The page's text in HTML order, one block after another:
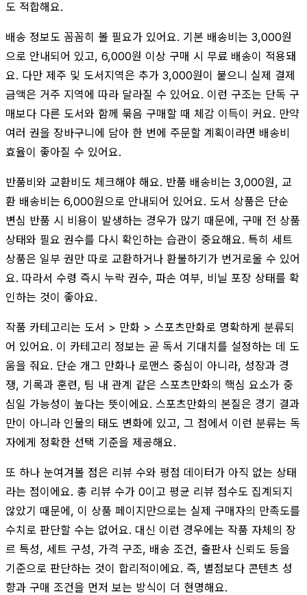
도 적합해요.
배송 정보도 꼼꼼히 볼 필요가 있어요. 기본 배송비는 3,000원
으로 안내되어 있고, 6,000원 이상 구매 시 무료 배송이 적용돼
요. 다만 제주 및 도서지역은 추가 3,000원이 붙으니 실제 결제
금액은 거주 지역에 따라 달라질 수 있어요. 이런 구조는 단독 구
매보다 다른 도서와 함께 묶음 구매할 때 체감 이득이 커요. 만약
여러 권을 장바구니에 담아 한 번에 주문할 계획이라면 배송비
효율이 좋아질 수 있어요.
반품비와 교환비도 체크해야 해요. 반품 배송비는 3,000원, 교
환 배송비는 6,000원으로 안내되어 있어요. 도서 상품은 단순
변심 반품 시 비용이 발생하는 경우가 많기 때문에, 구매 전 상품
상태와 필요 권수를 다시 확인하는 습관이 중요해요. 특히 세트
상품은 일부 권만 따로 교환하거나 환불하기가 번거로울 수 있어
요. 따라서 수령 즉시 누락 권수, 파손 여부, 비닐 포장 상태를 확
인하는 것이 좋아요.
작품 카테고리는 도서 > 만화 > 스포츠만화로 명확하게 분류되
어 있어요. 이 카테고리 정보는 곧 독서 기대치를 설정하는 데 도
움을 줘요. 단순 개그 만화나 로맨스 중심이 아니라, 성장과 경
쟁, 기록과 훈련, 팀 내 관계 같은 스포츠만화의 핵심 요소가 중
심일 가능성이 높다는 뜻이에요. 스포츠만화의 본질은 경기 결과
만이 아니라 인물의 태도 변화에 있고, 그 점에서 이런 분류는 독
자에게 정확한 선택 기준을 제공해요.
또 하나 눈여겨볼 점은 리뷰 수와 평점 데이터가 아직 없는 상태
라는 점이에요. 총 리뷰 수가 0이고 평균 리뷰 점수도 집계되지
않았기 때문에, 이 상품 페이지만으로는 실제 구매자의 만족도를
수치로 판단할 수는 없어요. 대신 이런 경우에는 작품 자체의 장
르 특성, 세트 구성, 가격 구조, 배송 조건, 출판사 신뢰도 등을
기준으로 판단하는 것이 합리적이에요. 즉, 별점보다 콘텐츠 성
향과 구매 조건을 먼저 보는 방식이 더 현명해요.